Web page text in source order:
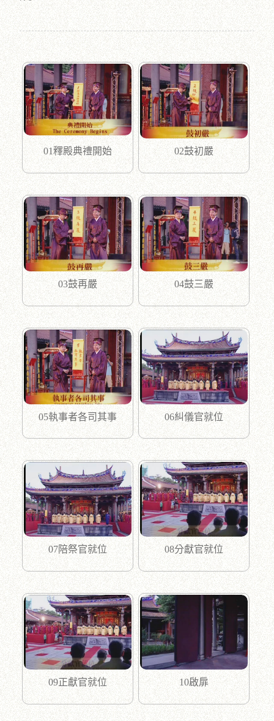
01釋殿典禮開始 02鼓初嚴
03鼓再嚴 04鼓三嚴
05執事者各司其事 06糾儀官就位
07陪祭官就位 08分獻官就位
09正獻官就位 10啟扉